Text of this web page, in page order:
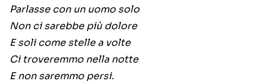
Parlasse con un uomo solo
Non ci sarebbe più dolore
E soli come stelle a volte
Ci troveremmo nella notte
E non saremmo persi.